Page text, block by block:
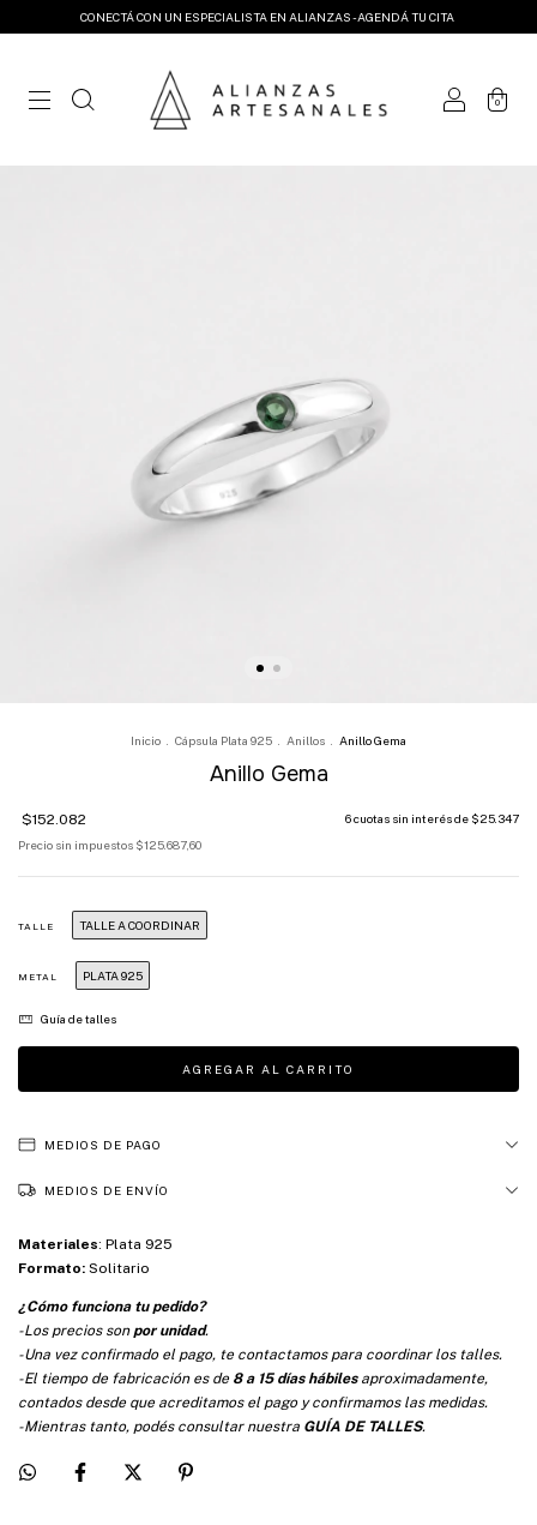
CONECTÁ CON UN ESPECIALISTA EN ALIANZAS - AGENDÁ TU CITA
0
Inicio Cápsula Plata 925 Anillos Anillo Gema
Anillo Gema
$152.082 6cuotas sin interés de $25.347
Precio sin impuestos $125.687,60
TALLE TALLE A COORDINAR
METAL PLATA 925
Guía de talles
MEDIOS DE PAGO
MEDIOS DE ENVÍO
Materiales: Plata 925
Formato: Solitario
¿Cómo funciona tu pedido?
-Los precios sonpor unidad.
-Una vez confirmado el pago, te contactamos para coordinar los talles.
-El tiempo de fabricación es de 8 a 15 días hábilesaproximadamente,
contados desde que acreditamos el pago y confirmamos las medidas.
-Mientras tanto, podés consultar nuestra GUÍA DE TALLES.